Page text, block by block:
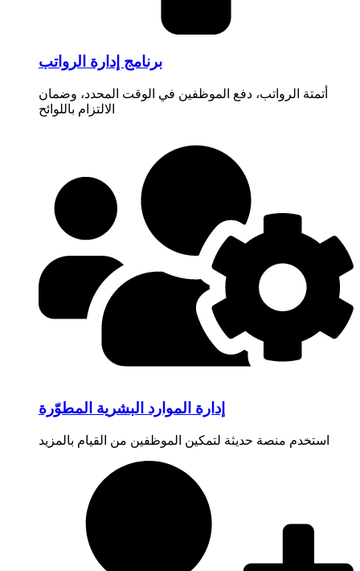
برنامج إدارة الرواتب
أتمتة الرواتب، دفع الموظفين في الوقت المحدد، وضمان
الالتزام باللوائح
إدارة الموارد البشرية المطوّرة
استخدم منصة حديثة لتمكين الموظفين من القيام بالمزيد